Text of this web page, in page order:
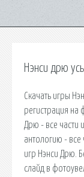
Нэнси дрю
Скачать игры
регистрация
Дрю - все части
антологию -
игр Нэнси Дрю.
слайд в